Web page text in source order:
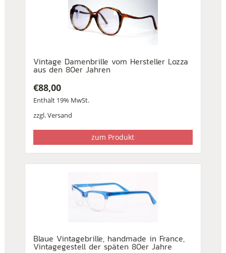
Vintage Damenbrille vom Hersteller Lozza
aus den 80er Jahren
€88,00
Enthält 19% MwSt.
zzgl.Versand
zum Produkt
Blaue Vintagebrille, handmade in France,
Vintagegestell der späten 80er Jahre